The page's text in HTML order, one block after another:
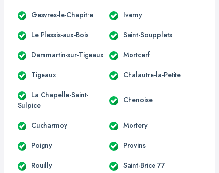
Gesvres-le-Chapitre Iverny
Le Plessis-aux-Bois Saint-Soupplets
Dammartin-sur-Tigeaux Mortcerf
Tigeaux Chalautre-la-Petite
La Chapelle-Saint-
Sulpice
Chenoise
Cucharmoy Mortery
Poigny Provins
Rouilly Saint-Brice 77